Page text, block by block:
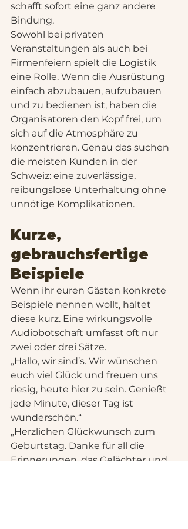
schafft sofort eine ganz andere
Bindung.
Sowohl bei privaten
Veranstaltungen als auch bei
Firmenfeiern spielt die Logistik
eine Rolle. Wenn die Ausrüstung
einfach abzubauen, aufzubauen
und zu bedienen ist, haben die
Organisatoren den Kopf frei, um
sich auf die Atmosphäre zu
konzentrieren. Genau das suchen
die meisten Kunden in der
Schweiz: eine zuverlässige,
reibungslose Unterhaltung ohne
unnötige Komplikationen.
Kurze,
gebrauchsfertige
Beispiele
Wenn ihr euren Gästen konkrete
Beispiele nennen wollt, haltet
diese kurz. Eine wirkungsvolle
Audiobotschaft umfasst oft nur
zwei oder drei Sätze.
„Hallo, wir sind’s. Wir wünschen
euch viel Glück und freuen uns
riesig, heute hier zu sein. Genießt
jede Minute, dieser Tag ist
wunderschön.“
„Herzlichen Glückwunsch zum
Geburtstag. Danke für all die
Erinnerungen, das Gelächter und